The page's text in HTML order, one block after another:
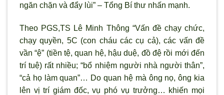
ngăn chặn và đẩy lùi” – Tổng Bí thư nhấn mạnh.
Theo PGS,TS Lê Minh Thông “Vấn đề chạy chức,
chạy quyền, 5C (con cháu các cụ cả), các vấn đề
vần “ệ” (tiền tệ, quan hệ, hậu duệ, đồ đệ rồi mới đến
trí tuệ) rất nhiều; “bổ nhiệm người nhà người thân”,
“cả họ làm quan”… Do quan hệ mà ông nọ, ông kia
lên vị trí giám đốc, vụ phó vụ trưởng… khiến mọi